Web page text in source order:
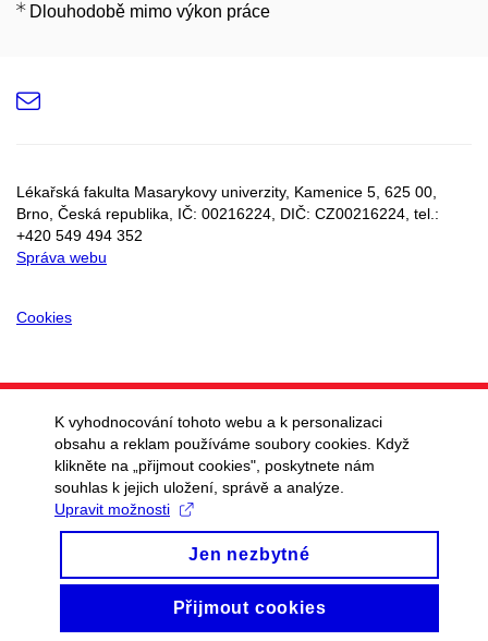
Dlouhodobě mimo výkon práce
Lékařská fakulta Masarykovy univerzity, Kamenice 5, 625 00,
Brno, Česká republika, IČ: 00216224, DIČ: CZ00216224, tel.:
+420 549 494 352
Správa webu
Cookies
e-
K vyhodnocování tohoto webu a k personalizaci
obsahu a reklam používáme soubory cookies. Když
klikněte na „přijmout cookies", poskytnete nám
souhlas k jejich uložení, správě a analýze.
Upravit možnosti
Jen nezbytné
Přijmout cookies